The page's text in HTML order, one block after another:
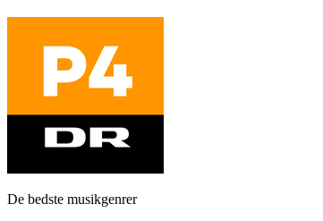
De bedste musikgenrer